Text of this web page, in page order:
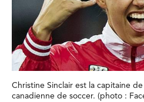
Christine Sinclair est la capitaine
canadienne de soccer. (photo :